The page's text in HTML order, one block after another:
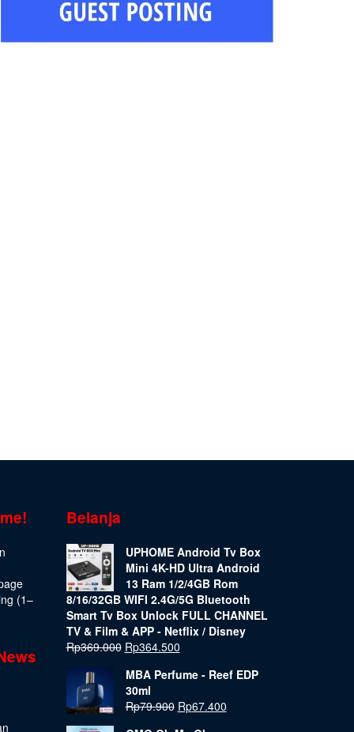
(1–
Belanja
UPHOME Android Tv Box
Mini 4K-HD Ultra Android
13 Ram 1/2/4GB Rom
8/16/32GB WIFI 2.4G/5G Bluetooth
Smart Tv Box Unlock FULL CHANNEL
TV & Film & APP - Netflix / Disney
Rp369.000 Rp364.500
MBA Perfume - Reef EDP
30ml
Rp79.900 Rp67.400